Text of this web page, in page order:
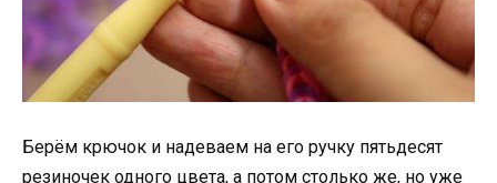
Берём крючок и надеваем на его ручку пятьдесят
резиночек одного цвета, а потом столько же, но уже